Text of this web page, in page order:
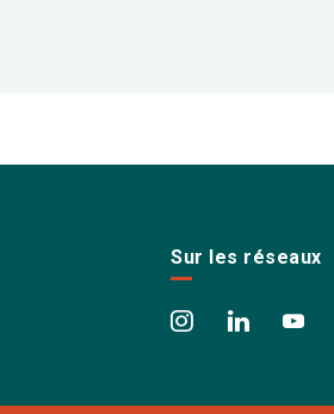
Sur les réseaux